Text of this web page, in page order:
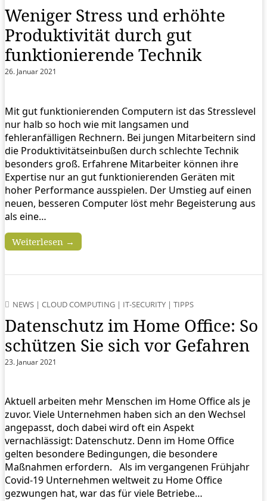
Weniger Stress und erhöhte
Produktivität durch gut
funktionierende Technik
26. Januar 2021
Mit gut funktionierenden Computern ist das Stresslevel
nur halb so hoch wie mit langsamen und
fehleranfälligen Rechnern. Bei jungen Mitarbeitern sind
die Produktivitätseinbußen durch schlechte Technik
besonders groß. Erfahrene Mitarbeiter können ihre
Expertise nur an gut funktionierenden Geräten mit
hoher Performance ausspielen. Der Umstieg auf einen
neuen, besseren Computer löst mehr Begeisterung aus
als eine…
Weiterlesen →
NEWS | CLOUD COMPUTING | IT-SECURITY | TIPPS
Datenschutz im Home Office: So
schützen Sie sich vor Gefahren
23. Januar 2021
Aktuell arbeiten mehr Menschen im Home Office als je
zuvor. Viele Unternehmen haben sich an den Wechsel
angepasst, doch dabei wird oft ein Aspekt
vernachlässigt: Datenschutz. Denn im Home Office
gelten besondere Bedingungen, die besondere
Maßnahmen erfordern. Als im vergangenen Frühjahr
Covid-19 Unternehmen weltweit zu Home Office
gezwungen hat, war das für viele Betriebe…